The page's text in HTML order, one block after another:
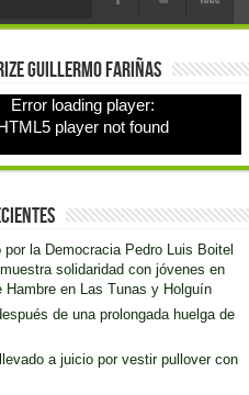
Guillermo Fariñas
Error loading player:
player not found
por la Democracia Pedro Luis Boitel
solidaridad con jóvenes en
Hambre en Las Tunas y Holguín
de una prolongada huelga de
a juicio por vestir pullover con